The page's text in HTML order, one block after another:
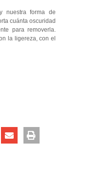
nuestra forma de
cuánta oscuridad
para removerla.
la ligereza, con el